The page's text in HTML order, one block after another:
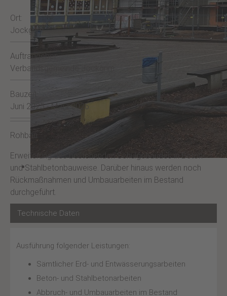
Ort:
Jockgrim
Auftraggeber:
Verbandsgemeinde Jockgrim
Bauzeit:
Juni 2025 - März 2026
Rohbau
Erweiterung des bestehenden Schulgebäudes in Beton-
und Stahlbetonbauweise. Darüber hinaus werden noch
Rückmaßnahmen und Umbauarbeiten im Bestand
durchgeführt.
Technische Daten
Ausführung folgender Leistungen:
Sämtlicher Erd- und Entwässerungsarbeiten
Beton- und Stahlbetonarbeiten
Abbruch- und Umbauarbeiten im Bestand